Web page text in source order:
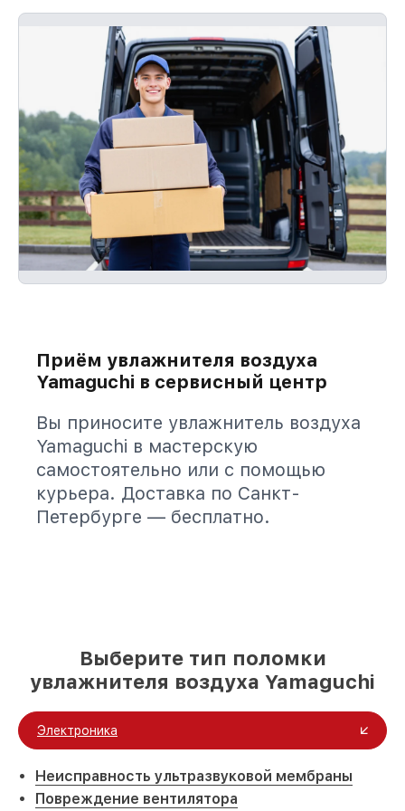
Приём увлажнителя воздуха
Yamaguchi в сервисный центр
Вы приносите увлажнитель воздуха
Yamaguchi в мастерскую
самостоятельно или с помощью
курьера. Доставка по Санкт-
Петербурге — бесплатно.
Выберите тип поломки
увлажнителя воздуха Yamaguchi
Электроника
Неисправность ультразвуковой мембраны
Повреждение вентилятора